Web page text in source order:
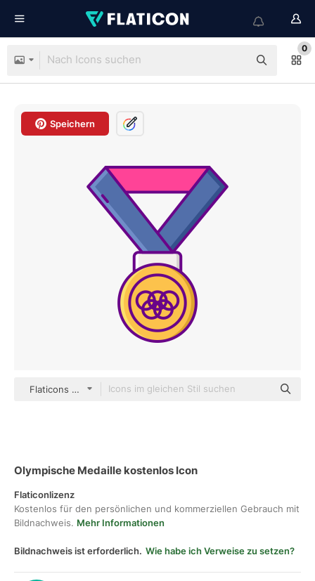
0
Speichern
Flaticons Lineal Color
Olympische Medaille kostenlos Icon
Flaticonlizenz
Kostenlos für den persönlichen und kommerziellen Gebrauch mit
Bildnachweis. Mehr Informationen
Bildnachweis ist erforderlich. Wie habe ich Verweise zu setzen?